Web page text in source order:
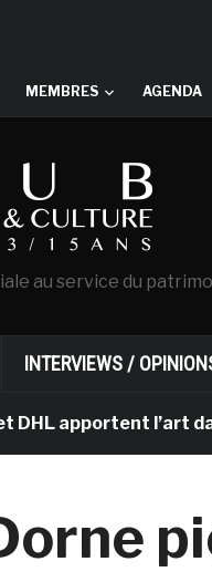
MEMBRES AGENDA
au service du
INTERVIEWS /
apportent l’art dans